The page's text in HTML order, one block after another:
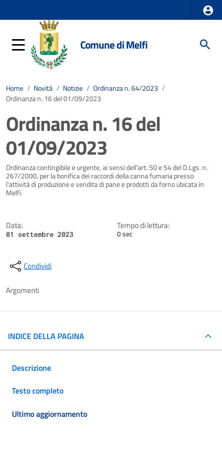
Comune di Melfi
Home / Novità / Notizie / Ordinanza n. 64/2023 /
Ordinanza n. 16 del 01/09/2023
Ordinanza n. 16 del
01/09/2023
Dettagli della notizia
Ordinanza contingibile e urgente, ai sensi dell'art. 50 e 54 del D.Lgs. n.
267/2000, per la bonifica dei raccordi della canna fumaria presso
l'attività di produzione e vendita di pane e prodotti da forno ubicata in
Melfi.
Data:
01 settembre 2023
Tempo di lettura:
0 sec
Condividi
Argomenti
INDICE DELLA PAGINA
Descrizione
Testo completo
Ultimo aggiornamento